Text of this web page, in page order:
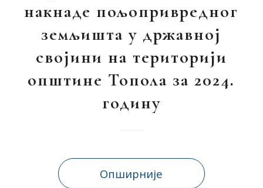
накнаде пољопривредног
земљишта у државној
својини на територији
општине Топола за 2024.
годину
Опширније